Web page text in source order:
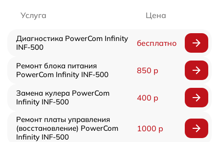
Услуга Цена
Диагностика PowerCom Infinity
INF-500
бесплатно
Ремонт блока питания
PowerCom Infinity INF-500
850 р
Замена кулера PowerCom
Infinity INF-500
400 р
Ремонт платы управления
(восстановление) PowerCom
Infinity INF-500
1000 р